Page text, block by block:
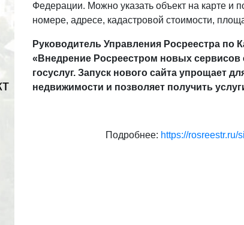
Федерации. Можно указать объект на карте и
номере, адресе, кадастровой стоимости,
Руководитель Управления Росреестра по
«Внедрение Росреестром новых
госуслуг. Запуск нового сайта упрощает
недвижимости и позволяет получить
Подробнее: https://